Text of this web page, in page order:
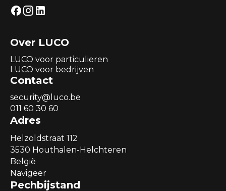
Over LUCO
LUCO voor particulieren
LUCO voor bedrijven
Contact
security@luco.be
011 60 30 60
Adres
Helzoldstraat 112
3530 Houthalen-Helchteren
België
Navigeer
Pechbijstand